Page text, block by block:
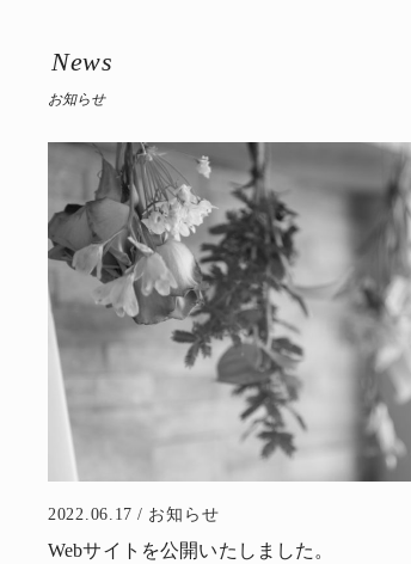
News
お知らせ
2022.06.17 お知らせ
Webサイトを公開いたしました。